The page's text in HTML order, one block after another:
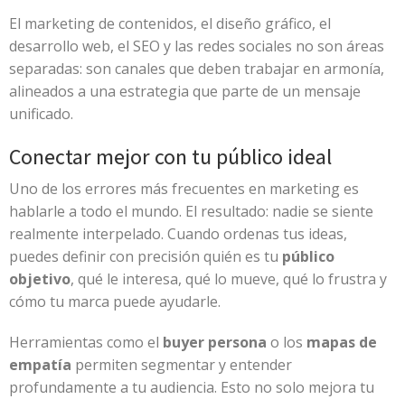
El marketing de contenidos, el diseño gráfico, el
desarrollo web, el SEO y las redes sociales no son áreas
separadas: son canales que deben trabajar en armonía,
alineados a una estrategia que parte de un mensaje
unificado.
Conectar mejor con tu público ideal
Uno de los errores más frecuentes en marketing es
hablarle a todo el mundo. El resultado: nadie se siente
realmente interpelado. Cuando ordenas tus ideas,
puedes definir con precisión quién es tu público
objetivo, qué le interesa, qué lo mueve, qué lo frustra y
cómo tu marca puede ayudarle.
Herramientas como el buyer persona o los mapas de
empatía permiten segmentar y entender
profundamente a tu audiencia. Esto no solo mejora tu